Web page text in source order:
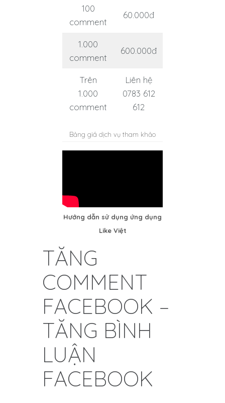
100
comment
60.000đ
1.000
comment
600.000đ
Trên
1.000
comment
Liên hệ
0783 612
612
Bảng giá dịch vụ tham khảo
Hướng dẫn sử dụng ứng dụng
Like Việt
TĂNG
COMMENT
FACEBOOK –
TĂNG BÌNH
LUẬN
FACEBOOK